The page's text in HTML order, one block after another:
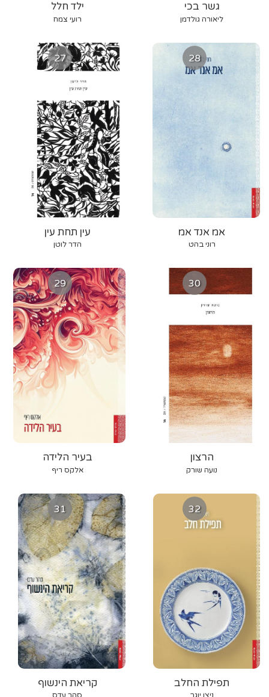
ילד חלל
רועי צמח
גשר בכי
ליאורה גולדמן
27
עין תחת עין
הדר לוטן
28
אמ אנד אמ
רוני בהט
29
בעיר הלידה
אלקס ריף
30
הרצון
נועה שורק
31
קריאת הינשוף
32
תפילת החלב